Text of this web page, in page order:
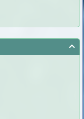
